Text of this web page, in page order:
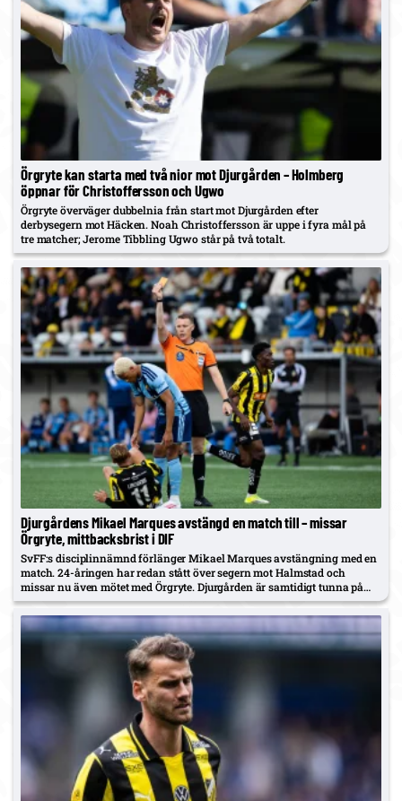
Örgryte kan starta med två nior mot Djurgården – Holmberg
öppnar för Christoffersson och Ugwo
Örgryte överväger dubbelnia från start mot Djurgården efter
derbysegern mot Häcken. Noah Christoffersson är uppe i fyra mål på
tre matcher; Jerome Tibbling Ugwo står på två totalt.
Djurgårdens Mikael Marques avstängd en match till – missar
Örgryte, mittbacksbrist i DIF
SvFF:s disciplinnämnd förlänger Mikael Marques avstängning med en
match. 24-åringen har redan stått över segern mot Halmstad och
missar nu även mötet med Örgryte. Djurgården är samtidigt tunna på
mittback – Hien är skadad och Tschoumy-Nana inte i matchform.